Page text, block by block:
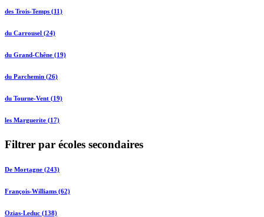
des Trois-Temps (11)
du Carrousel (24)
du Grand-Chêne (19)
du Parchemin (26)
du Tourne-Vent (19)
les Marguerite (17)
Filtrer par écoles secondaires
De Mortagne (243)
François-Williams (62)
Ozias-Leduc (138)